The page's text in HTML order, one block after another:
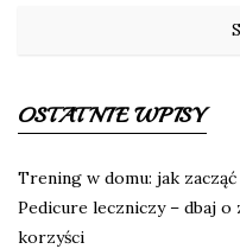
OSTATNIE WPISY
Trening w domu: jak
Pedicure leczniczy – dbaj
korzyści